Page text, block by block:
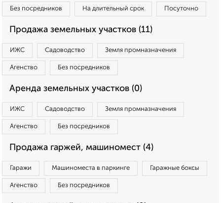
Без посредников На длительный срок Посуточно
Продажа земельных участков (11)
ИЖС Садоводство Земля промназначения
Агенство Без посредников
Аренда земельных участков (0)
ИЖС Садоводство Земля промназначения
Агенство Без посредников
Продажа гаржей, машиномест (4)
Гаражи Машиноместа в паркинге Гаражные боксы
Агенство Без посредников